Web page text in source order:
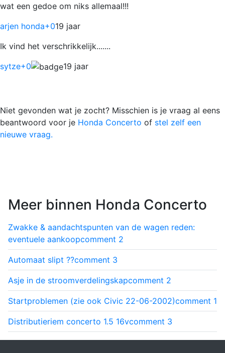
wat een gedoe om niks allemaal!!!
arjen honda+019 jaar
Ik vind het verschrikkelijk.......
sytze+0 19 jaar
Niet gevonden wat je zocht? Misschien is je vraag al eens
beantwoord voor je Honda Concerto of stel zelf een
nieuwe vraag.
Meer binnen Honda Concerto
Zwakke & aandachtspunten van de wagen reden:
eventuele aankoopcomment 2
Automaat slipt ??comment 3
Asje in de stroomverdelingskapcomment 2
Startproblemen (zie ook Civic 22-06-2002)comment 1
Distributieriem concerto 1.5 16vcomment 3